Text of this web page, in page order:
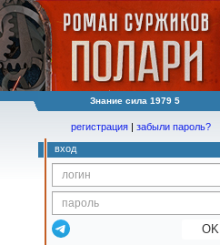
Знание сила 1979 5
регистрация | забыли пароль?
вход
OK